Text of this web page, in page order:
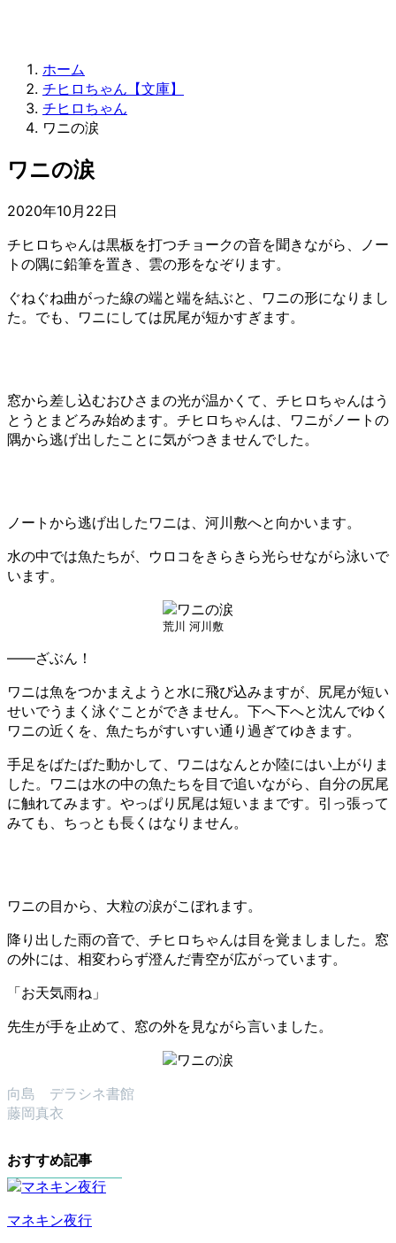
ホーム
チヒロちゃん【文庫】
チヒロちゃん
ワニの涙
ワニの涙
2020年10月22日
チヒロちゃんは黒板を打つチョークの音を聞きながら、ノー
トの隅に鉛筆を置き、雲の形をなぞります。
ぐねぐね曲がった線の端と端を結ぶと、ワニの形になりまし
た。でも、ワニにしては尻尾が短かすぎます。
窓から差し込むおひさまの光が温かくて、チヒロちゃんはう
とうとまどろみ始めます。チヒロちゃんは、ワニがノートの
隅から逃げ出したことに気がつきませんでした。
ノートから逃げ出したワニは、河川敷へと向かいます。
水の中では魚たちが、ウロコをきらきら光らせながら泳いで
います。
荒川 河川敷
――ざぶん！
ワニは魚をつかまえようと水に飛び込みますが、尻尾が短い
せいでうまく泳ぐことができません。下へ下へと沈んでゆく
ワニの近くを、魚たちがすいすい通り過ぎてゆきます。
手足をばたばた動かして、ワニはなんとか陸にはい上がりま
した。ワニは水の中の魚たちを目で追いながら、自分の尻尾
に触れてみます。やっぱり尻尾は短いままです。引っ張って
みても、ちっとも長くはなりません。
ワニの目から、大粒の涙がこぼれます。
降り出した雨の音で、チヒロちゃんは目を覚ましました。窓
の外には、相変わらず澄んだ青空が広がっています。
「お天気雨ね」
先生が手を止めて、窓の外を見ながら言いました。
向島 デラシネ書館
藤岡真衣
おすすめ記事
マネキン夜行